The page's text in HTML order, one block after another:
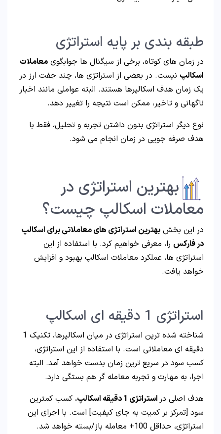
طبقه بندی بر پایه استراتژی
در زمان های کوتاه، برخی از سیگنال ها جوابگوی معاملات
اسکالپ نیست. در بعضی از استراتژی ها، چند جفت ارز در
یک زمان هدف اسکالپرها هستند. البته عواملی مانند اخبار
ناگهانی و تاخیر، ممکن است نتیجه را تغییر دهد.
نوع دیگر استراتژی بدون داشتن تجربه و تحلیل، فقط با
هدف صرفه جویی در زمان انجام می شود.
بهترین استراتژی در
معاملات اسکالپ چیست؟
در این بخش بهترین استراتژی های معاملاتی برای اسکالپ
در فارکس را، معرفی خواهیم کرد. با استفاده از این
استراتژی ها، عملکرد معاملات اسکالپ بهبود و افزایش
خواهد یافت.
استراتژی 1 دقیقه ای اسکالپ
شناخته شده ترین استراتژی در میان اسکالپرها، تکنیک 1
دقیقه ای معاملاتی است. با استفاده از این استراتژی،
کسب سود در سریع ترین زمان بدست خواهد آمد. البته
اجرا، به مهارت و تجربه معامله گر هم بستگی دارد.
هدف اصلی در استراتژی 1 دقیقه اسکالپ
، کسب کمترین
سود [تمرکز بر کمیت به جای کیفیت] است. با اجرای این
استراتژی، حداقل 100+ معامله باز/بسته خواهد شد.